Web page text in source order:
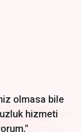
credit card
olmasa bile
hizmeti